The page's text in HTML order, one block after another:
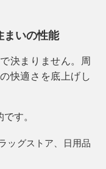
まいの性能
決まりません。周
快適さを底上げし
す。
ッグストア、日用品